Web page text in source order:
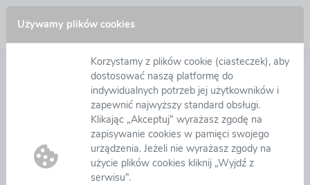
Używamy plików cookies
Korzystamy z plików cookie (ciasteczek), aby
dostosować naszą platformę do
indywidualnych potrzeb jej użytkowników i
zapewnić najwyższy standard obsługi.
Klikając „Akceptuj” wyrażasz zgodę na
zapisywanie cookies w pamięci swojego
urządzenia. Jeżeli nie wyrażasz zgody na
użycie plików cookies kliknij „Wyjdź z
serwisu”.
Dokumenty wewnętrzne
Uwagi odnośnie arkuszy programu Excel
Import danych